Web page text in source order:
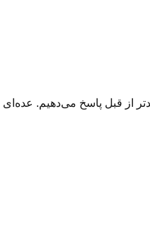
از قبل پاسخ می‌دهیم. عده‌ای